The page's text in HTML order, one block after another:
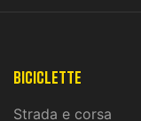
Biciclette
Strada e corsa